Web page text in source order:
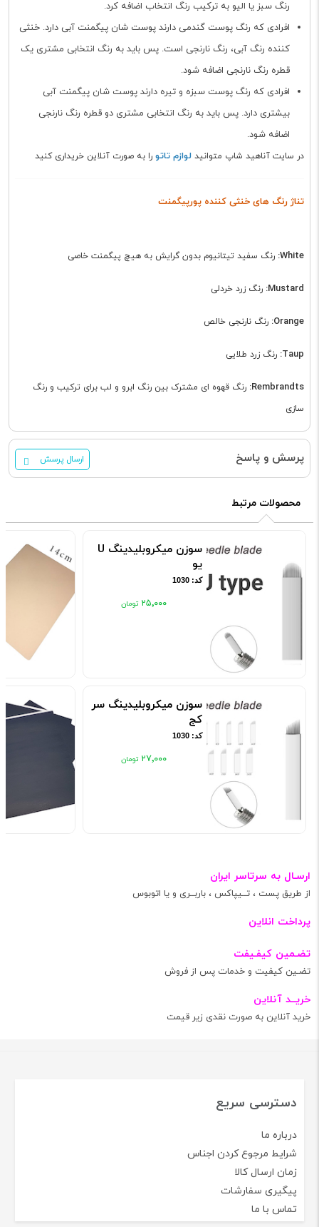
رنگ سبز یا الیو به ترکیب رنگ انتخاب اضافه کرد.
افرادی که رنگ پوست گندمی دارند پوست شان پیگمنت آبی دارد. خنثی
کننده رنگ آبی، رنگ نارنجی است. پس باید به رنگ انتخابی مشتری یک
قطره رنگ نارنجی اضافه شود.
افرادی که رنگ پوست سبزه و تیره دارند پوست شان پیگمنت آبی
بیشتری دارد. پس باید به رنگ انتخابی مشتری دو قطره رنگ نارنجی
اضافه شود.
در سایت آناهید شاپ متوانید لوازم تاتو را به صورت آنلاین خریداری کنید
تناژ رنگ های خنثی کننده پورپیگمنت
White: رنگ سفید تیتانیوم بدون گرایش به هیچ پیگمنت خاصی
Mustard: رنگ زرد خردلی
Orange: رنگ نارنجی خالص
Taup: رنگ زرد طلایی
Rembrandts: رنگ قهوه ای مشترک بین رنگ ابرو و لب برای ترکیب و رنگ
سازی
پرسش و پاسخ ارسال پرسش
محصولات مرتبط
سوزن میکروبلیدینگ U
یو
کد: 1030
۲۵٬۰۰۰
سوزن میکروبلیدینگ سر
کج
کد: 1030
۲۷٬۰۰۰
ارسـال به سرتاسر ایران
از طریق پست ، تــیپاکس ، باربــری و یا اتوبوس
پرداخت انلاین
تضـمین کیفـیفت
تضـین کیفیت و خدمات پس از فروش
خریــد آنلاین
خرید آنلاین به صورت نقدی زیر قیمت
دسترسی سریع
درباره ما
شرایط مرجوع کردن اجناس
زمان ارسال کالا
پیگیری سفارشات
تماس با ما